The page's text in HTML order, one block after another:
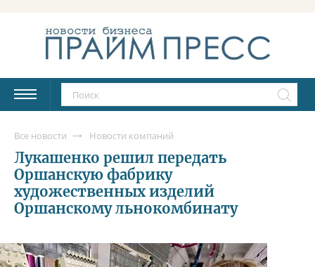
Все новости Новости компаний
Лукашенко решил передать
Оршанскую фабрику
художественных изделий
Оршанскому льнокомбинату